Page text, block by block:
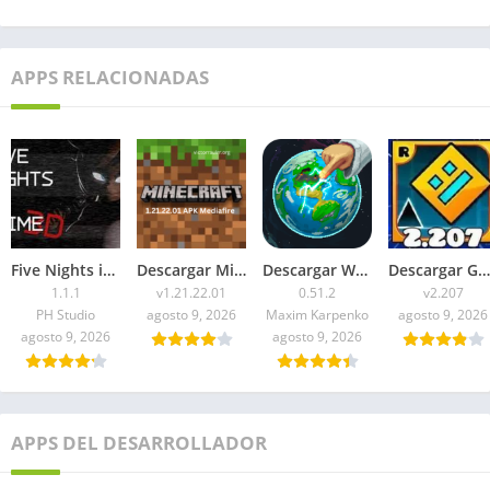
APPS RELACIONADAS
Five Nights in Anime 3D APK 2026 para Android
1.1.1
PH Studio
agosto 9, 2026
Descargar Minecraft 1.21.22.01 APK Mediafire
v1.21.22.01
agosto 9, 2026
Descargar WorldBox Premium APK Todo Desbloqueado 2026
0.51.2
Maxim Karpenko
agosto 9, 2026
Descargar Geometry Dash 2.207 APK 2026 Todo Desbloqueado
v2.207
agosto 9, 2026
APPS DEL DESARROLLADOR